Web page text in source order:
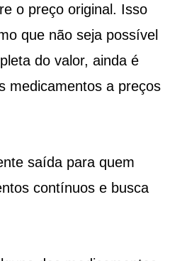
o preço original. Isso
que não seja possível
do valor, ainda é
medicamentos a preços
saída para quem
contínuos e busca